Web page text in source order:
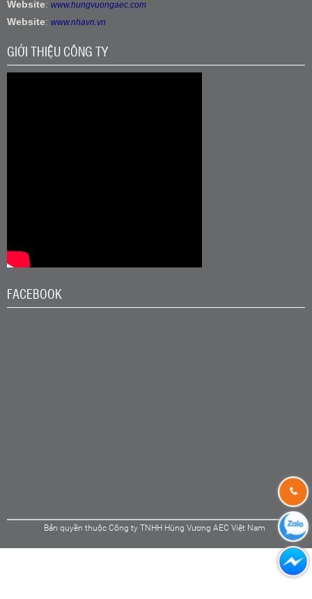
Website: www.hungvuongaec.com
Website: www.nhavn.vn
GIỚI THIỆU CÔNG TY
FACEBOOK
Bản quyền thuộc Công ty TNHH Hùng Vương AEC Việt Nam